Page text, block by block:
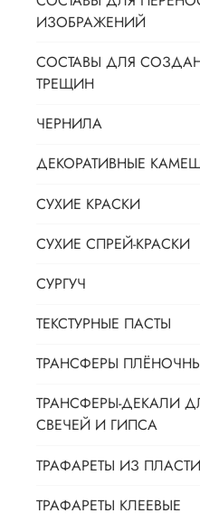
ИЗОБРАЖЕНИЙ
СОСТАВЫ ДЛЯ
ТРЕЩИН
ЧЕРНИЛА
ДЕКОРАТИВНЫЕ
СУХИЕ КРАСКИ
СУХИЕ СПРЕЙ-КРАСКИ
СУРГУЧ
ТЕКСТУРНЫЕ ПАСТЫ
ТРАНСФЕРЫ
ТРАНСФЕРЫ-ДЕКАЛИ
СВЕЧЕЙ И ГИПСА
ТРАФАРЕТЫ ИЗ
ТРАФАРЕТЫ КЛЕЕВЫЕ